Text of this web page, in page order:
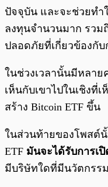
ปัจจุบัน และจะช่วยทำ
ลงทุนจำนวนมาก รวม
ปลอดภัยที่เกี่ยวข้องกับ
ในช่วงเวลานั้นมีหลา
เห็นกับเขาไปในเชิงที่
สร้าง Bitcoin ETF ขึ้น
ในส่วนท้ายของโพสต์นั้
ETF มันจะได้รับการเ
มีบริษัทใดที่มีนวัตกรร